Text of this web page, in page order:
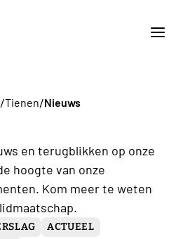
/Tienen/Nieuws
en terugblikken op onze
hoogte van onze
Kom meer te weten
ACTUEEL